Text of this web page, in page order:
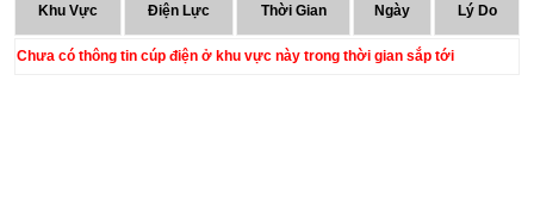
Khu Vực Điện Lực Thời Gian Ngày Lý Do
Chưa có thông tin cúp điện ở khu vực này trong thời gian sắp tới